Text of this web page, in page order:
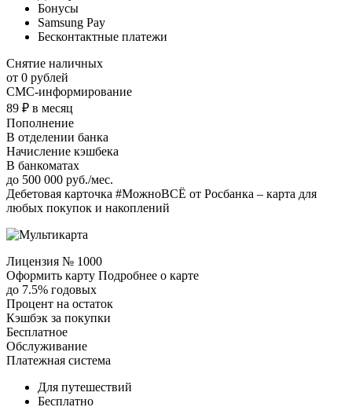
Бонусы
Samsung Pay
Бесконтактные платежи
Снятие наличных
от 0 рублей
СМС-информирование
89 ₽ в месяц
Пополнение
В отделении банка
Начисление кэшбека
В банкоматах
до 500 000 руб./мес.
Дебетовая карточка #МожноВСЁ от Росбанка – карта для
любых покупок и накоплений
Лицензия № 1000
Оформить карту Подробнее о карте
до 7.5% годовых
Процент на остаток
Кэшбэк за покупки
Бесплатное
Обслуживание
Платежная система
Для путешествий
Бесплатно